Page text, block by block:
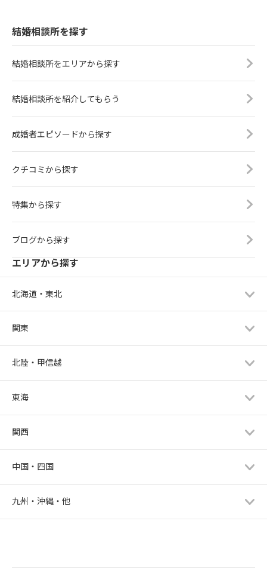
結婚相談所を探す
結婚相談所をエリアから探す
結婚相談所を紹介してもらう
成婚者エピソードから探す
クチコミから探す
特集から探す
ブログから探す
エリアから探す
北海道・東北
関東
北陸・甲信越
東海
関西
中国・四国
九州・沖縄・他